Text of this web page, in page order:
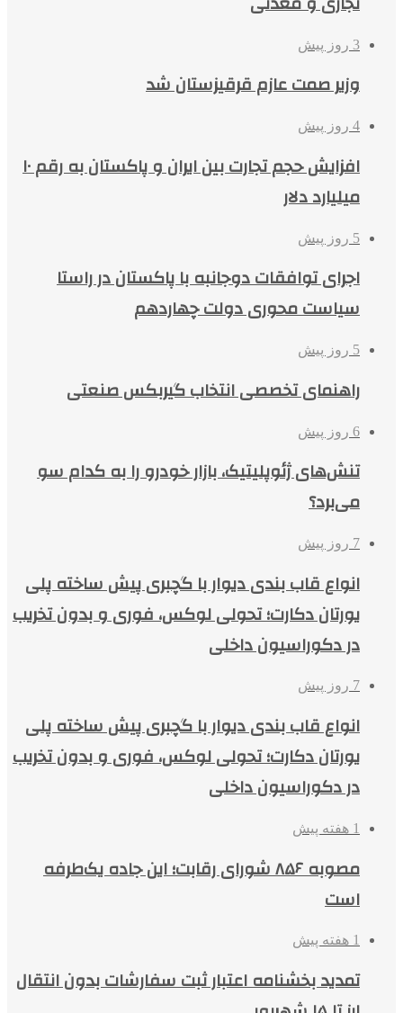
3 روز پیش
وزیر صمت عازم قرقیزستان شد
4 روز پیش
افزایش حجم تجارت بین ایران و پاکستان به رقم ۱۰
میلیارد دلار
5 روز پیش
اجرای توافقات دوجانبه با پاکستان در راستا
سیاست محوری دولت چهاردهم
5 روز پیش
راهنمای تخصصی انتخاب گیربکس صنعتی
6 روز پیش
تنش‌های ژئوپلیتیک، بازار خودرو را به کدام سو
می‌برد؟
7 روز پیش
انواع قاب بندی دیوار با گچبری پیش ساخته پلی
یورتان دکارت؛ تحولی لوکس، فوری و بدون تخریب
در دکوراسیون داخلی
7 روز پیش
انواع قاب بندی دیوار با گچبری پیش ساخته پلی
یورتان دکارت؛ تحولی لوکس، فوری و بدون تخریب
در دکوراسیون داخلی
1 هفته پیش
مصوبه ۸۵۶ شورای رقابت؛ این جاده یک‌طرفه
است
1 هفته پیش
تمدید بخشنامه اعتبار ثبت سفارشات بدون انتقال